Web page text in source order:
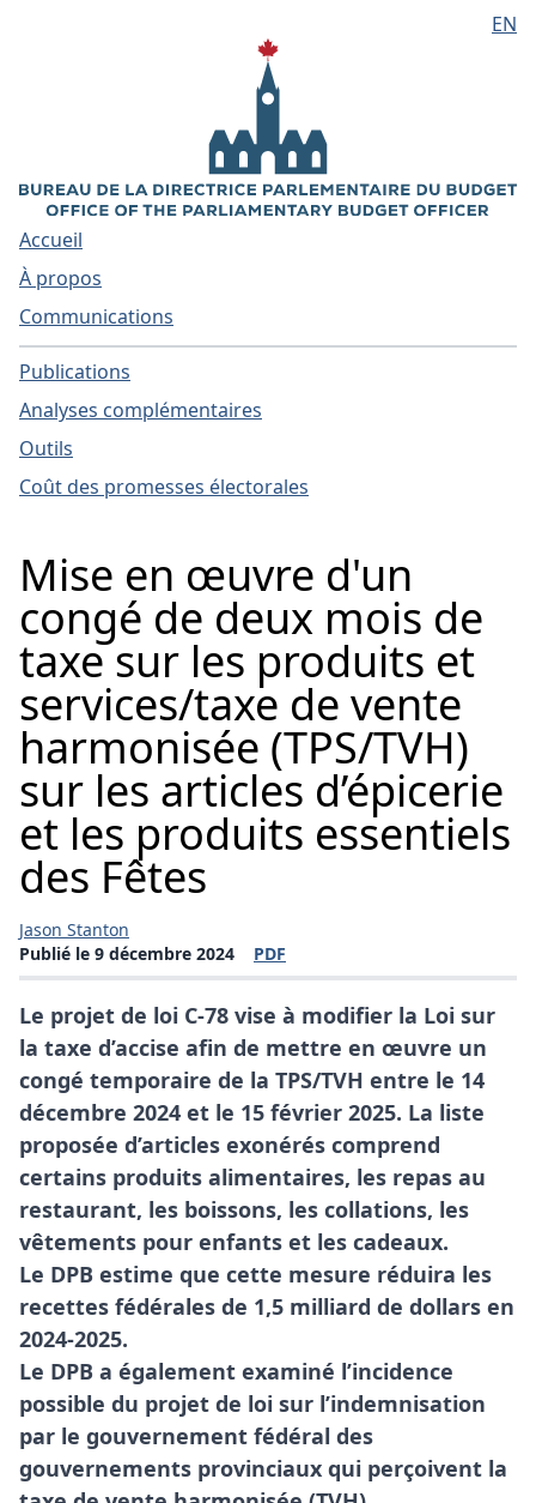
Aller au contenu principal
EN
Accueil
À propos
Communications
Publications
Analyses complémentaires
Outils
Coût des promesses électorales
Mise en œuvre d'un
congé de deux mois de
taxe sur les produits et
services/taxe de vente
harmonisée (TPS/TVH)
sur les articles d’épicerie
et les produits essentiels
des Fêtes
Jason Stanton
Publié le 9 décembre 2024
PDF
(s'ouvre dans une nouvelle fenêtre)
Le projet de loi C-78 vise à modifier la Loi sur
la taxe d’accise afin de mettre en œuvre un
congé temporaire de la TPS/TVH entre le 14
décembre 2024 et le 15 février 2025. La liste
proposée d’articles exonérés comprend
certains produits alimentaires, les repas au
restaurant, les boissons, les collations, les
vêtements pour enfants et les cadeaux.
Le DPB estime que cette mesure réduira les
recettes fédérales de 1,5 milliard de dollars en
2024-2025.
Le DPB a également examiné l’incidence
possible du projet de loi sur l’indemnisation
par le gouvernement fédéral des
gouvernements provinciaux qui perçoivent la